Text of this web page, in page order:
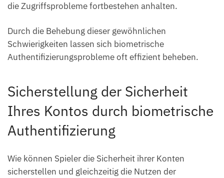
die Zugriffsprobleme fortbestehen anhalten.
Durch die Behebung dieser gewöhnlichen
Schwierigkeiten lassen sich biometrische
Authentifizierungsprobleme oft effizient beheben.
Sicherstellung der Sicherheit
Ihres Kontos durch biometrische
Authentifizierung
Wie können Spieler die Sicherheit ihrer Konten
sicherstellen und gleichzeitig die Nutzen der